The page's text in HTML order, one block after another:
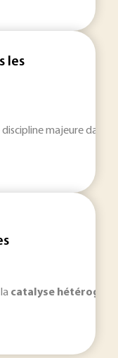
les
discipline majeure dans
catalyse hétérogène